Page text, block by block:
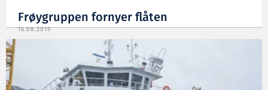
Frøygruppen fornyer flåten
16.08.2019